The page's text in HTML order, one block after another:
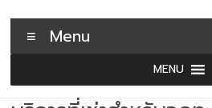
Menu
MENU